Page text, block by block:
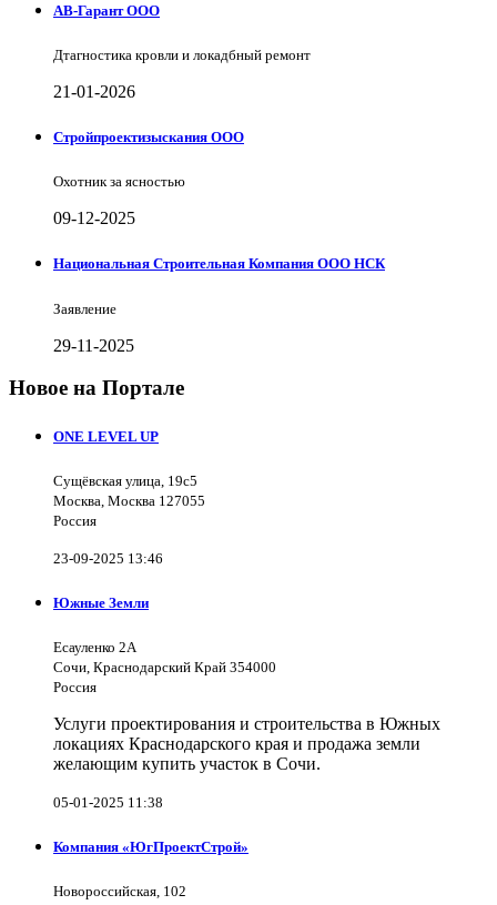
АВ-Гарант ООО
Дтагностика кровли и локадбный ремонт
21-01-2026
Стройпроектизыскания ООО
Охотник за ясностью
09-12-2025
Национальная Строительная Компания ООО НСК
Заявление
29-11-2025
Новое на Портале
ONE LEVEL UP
Сущёвская улица, 19с5
Москва, Москва 127055
Россия
23-09-2025 13:46
Южные Земли
Есауленко 2А
Сочи, Краснодарский Край 354000
Россия
Услуги проектирования и строительства в Южных
локациях Краснодарского края и продажа земли
желающим купить участок в Сочи.
05-01-2025 11:38
Компания «ЮгПроектСтрой»
Новороссийская, 102